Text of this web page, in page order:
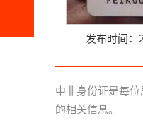
发布时间
中非身份证是每
的相关信息。